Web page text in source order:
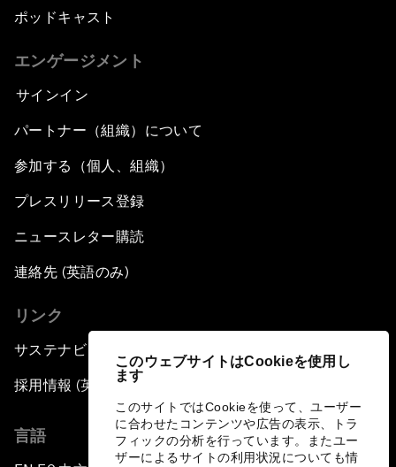
このウェブサイトはCookieを使用し
ます
このサイトではCookieを使って、ユーザー
に合わせたコンテンツや広告の表示、トラ
フィックの分析を行っています。またユー
ザーによるサイトの利用状況についても情
ポッドキャスト
エンゲージメント
サインイン
パートナー（組織）について
参加する（個人、組織）
プレスリリース登録
ニュースレター購読
連絡先 (英語のみ)
リンク
サステナビリティへの取り組み
採用情報 (英語のみ)
言語